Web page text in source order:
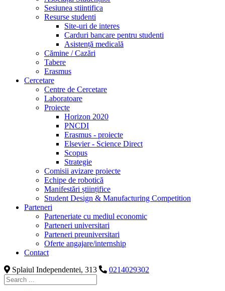
Sesiunea stiintifica
Resurse studenti
Site-uri de interes
Carduri bancare pentru studenti
Asistență medicală
Cămine / Cazări
Tabere
Erasmus
Cercetare
Centre de Cercetare
Laboratoare
Proiecte
Horizon 2020
PNCDI
Erasmus - proiecte
Elsevier - Science Direct
Scopus
Strategie
Comisii avizare proiecte
Echipe de robotică
Manifestări științifice
Student Design & Manufacturing Competition
Parteneri
Parteneriate cu mediul economic
Parteneri universitari
Parteneri preuniversitari
Oferte angajare/internship
Contact
Splaiul Independentei, 313
0214029302